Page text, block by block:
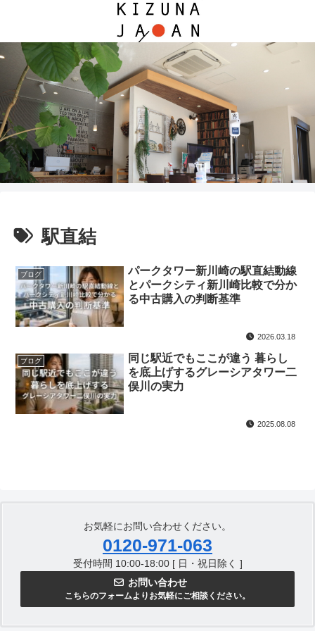
駅直結
ブログ
パークタワー新川崎の駅直結動線
とパークシティ新川崎比較で分か
る中古購入の判断基準
2026.03.18
ブログ
同じ駅近でもここが違う 暮らし
を底上げするグレーシアタワー二
俣川の実力
2025.08.08
お気軽にお問い合わせください。
0120-971-063
受付時間 10:00-18:00 [ 日・祝日除く ]
お問い合わせ
こちらのフォームよりお気軽にご相談ください。